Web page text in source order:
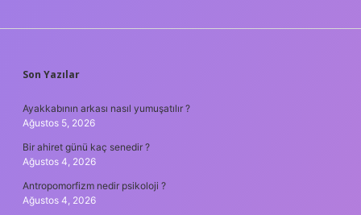
SIDEBAR
Son Yazılar
Ayakkabının arkası nasıl yumuşatılır ?
Ağustos 5, 2026
Bir ahiret günü kaç senedir ?
Ağustos 4, 2026
Antropomorfizm nedir psikoloji ?
Ağustos 4, 2026